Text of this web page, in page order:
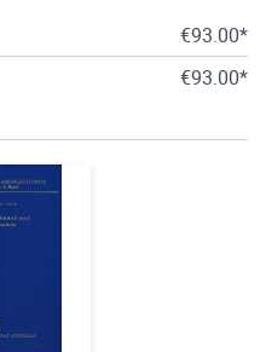
€93.00*
€93.00*